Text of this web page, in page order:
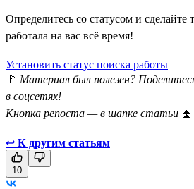
Определитесь со статусом и сделайте
работала на вас всё время!
Установить статус поиска работы
🚩 Материал был полезен?
в соцсетях!
Кнопка репоста — в шапке статьи ⏫
↩ К другим статьям
10